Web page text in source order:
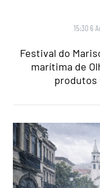
15:30 6
Festival do
marítima de
produtos